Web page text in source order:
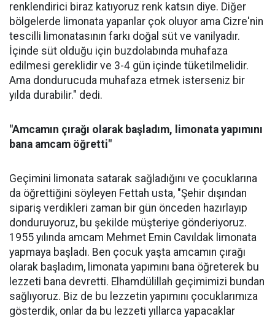
renklendirici biraz katıyoruz renk katsın diye. Diğer
bölgelerde limonata yapanlar çok oluyor ama Cizre'nin
tescilli limonatasının farkı doğal süt ve vanilyadır.
İçinde süt olduğu için buzdolabında muhafaza
edilmesi gereklidir ve 3-4 gün içinde tüketilmelidir.
Ama dondurucuda muhafaza etmek isterseniz bir
yılda durabilir." dedi.
"Amcamın çırağı olarak başladım, limonata yapımını
bana amcam öğretti"
Geçimini limonata satarak sağladığını ve çocuklarına
da öğrettiğini söyleyen Fettah usta, "Şehir dışından
sipariş verdikleri zaman bir gün önceden hazırlayıp
donduruyoruz, bu şekilde müşteriye gönderiyoruz.
1955 yılında amcam Mehmet Emin Cavıldak limonata
yapmaya başladı. Ben çocuk yaşta amcamın çırağı
olarak başladım, limonata yapımını bana öğreterek bu
lezzeti bana devretti. Elhamdülillah geçimimizi bundan
sağlıyoruz. Biz de bu lezzetin yapımını çocuklarımıza
gösterdik, onlar da bu lezzeti yıllarca yapacaklar